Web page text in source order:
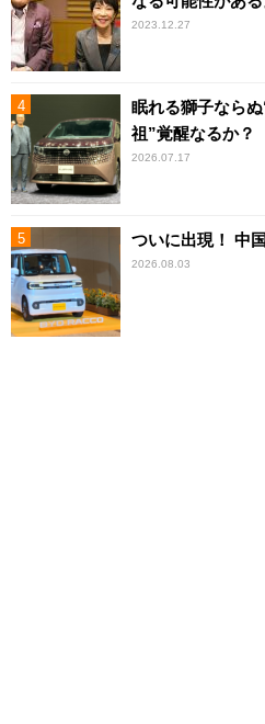
2023.12.27
眠れる獅子なら
祖”覚醒なるか？
2026.07.17
ついに出現！ 中
2026.08.03